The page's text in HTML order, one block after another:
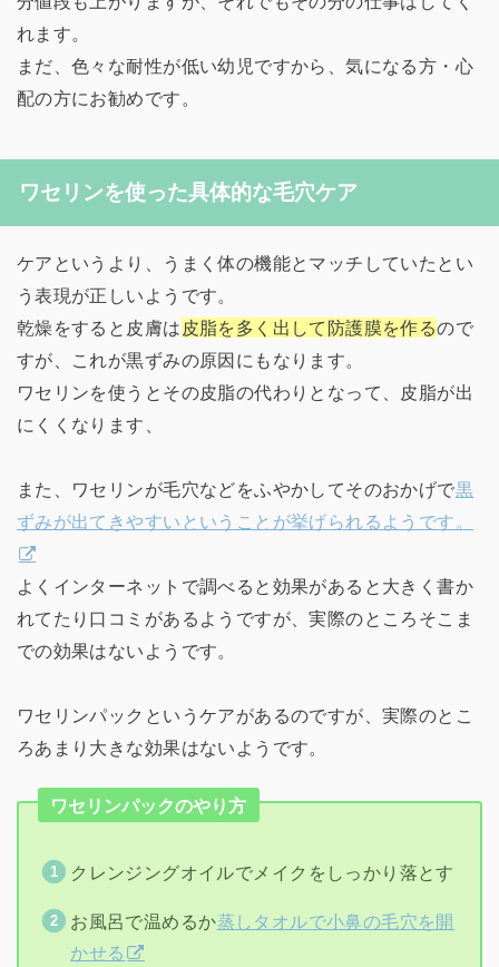
れます。
まだ、色々な耐性が低い幼児ですから、気になる方・心
配の方にお勧めです。
ワセリンを使った具体的な毛穴ケア
ケアというより、うまく体の機能とマッチしていたとい
う表現が正しいようです。
乾燥をすると皮膚は 皮脂を多く出して防護膜を作るので
すが、これが黒ずみの原因にもなります。
ワセリンを使うとその皮脂の代わりとなって、皮脂が出
にくくなります、
また、ワセリンが毛穴などをふやかしてそのおかげで黒
ずみが出てきやすいということが挙げられるようです。
よくインターネットで調べると効果があると大きく書か
れてたり口コミがあるようですが、実際のところそこま
での効果はないようです。
ワセリンパックというケアがあるのですが、実際のとこ
ろあまり大きな効果はないようです。
ワセリンパックのやり方
クレンジングオイルでメイクをしっかり落とす
お風呂で温めるか蒸しタオルで小鼻の毛穴を開
かせる